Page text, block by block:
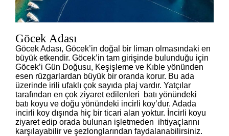
Göcek Adası
Göcek Adası, Göcek’in doğal bir liman olmasındaki en
büyük etkendir. Göcek’in tam girişinde bulunduğu için
Göcek’i Gün Doğusu, Keşişleme ve Kıble yönünden
esen rüzgarlardan büyük bir oranda korur. Bu ada
üzerinde irili ufaklı çok sayıda plaj vardır. Yatçılar
tarafından en çok ziyaret edilenleri batı yönündeki
batı koyu ve doğu yönündeki incirli koy’dur. Adada
incirli koy dışında hiç bir ticari alan yoktur. İncirli koyu
ziyaret edip orada bulunan işletmeden ihtiyaçlarını
karşılayabilir ve şezlonglarından faydalanabilirsiniz.